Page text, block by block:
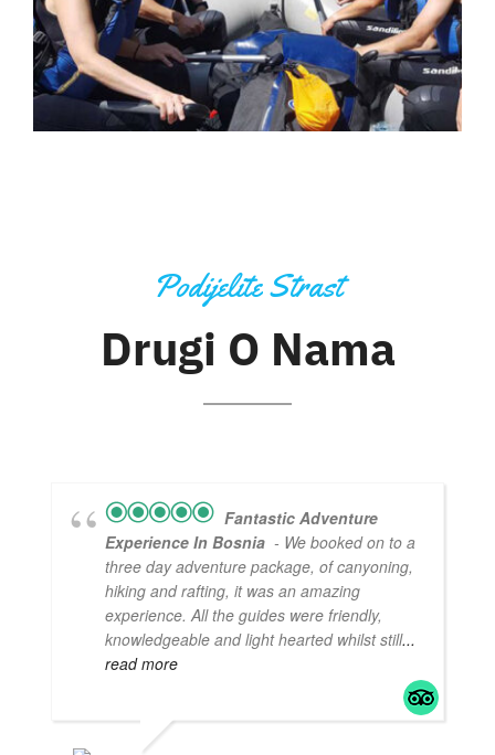
Podijelite Strast
Drugi O Nama
Fantastic Adventure
Experience In Bosnia - We booked on to a
three day adventure package, of canyoning,
hiking and rafting, it was an amazing
experience. All the guides were friendly,
knowledgeable and light hearted whilst still...
read more